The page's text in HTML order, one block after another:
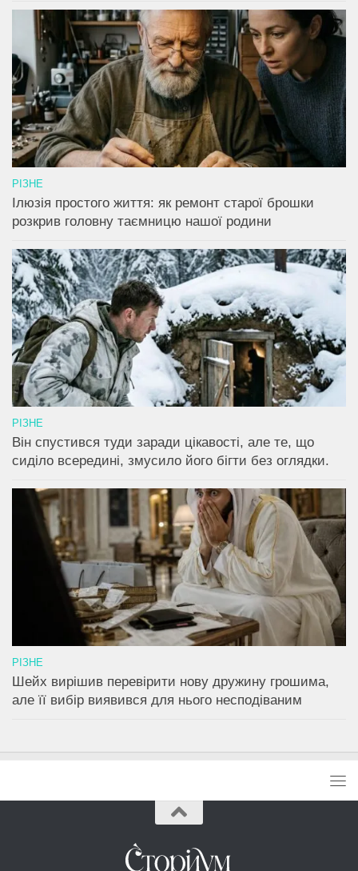
РІЗНЕ
Ілюзія простого життя: як ремонт старої брошки
розкрив головну таємницю нашої родини
РІЗНЕ
Він спустився туди заради цікавості, але те, що
сиділо всередині, змусило його бігти без оглядки.
РІЗНЕ
Шейх вирішив перевірити нову дружину грошима,
але її вибір виявився для нього несподіваним